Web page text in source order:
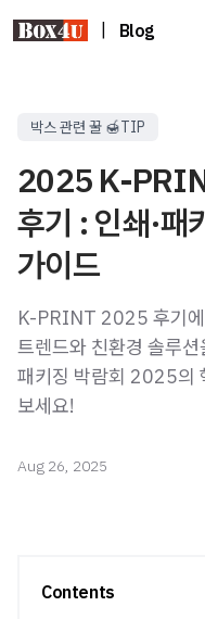
Blog
박스 관련 꿀 🍯TIP
2025 K-
후기 : 인쇄·패
가이드
K-PRINT 2025 후기에
트렌드와 친환경 솔루
패키징 박람회 2025의
보세요!
Aug 26, 2025
Contents